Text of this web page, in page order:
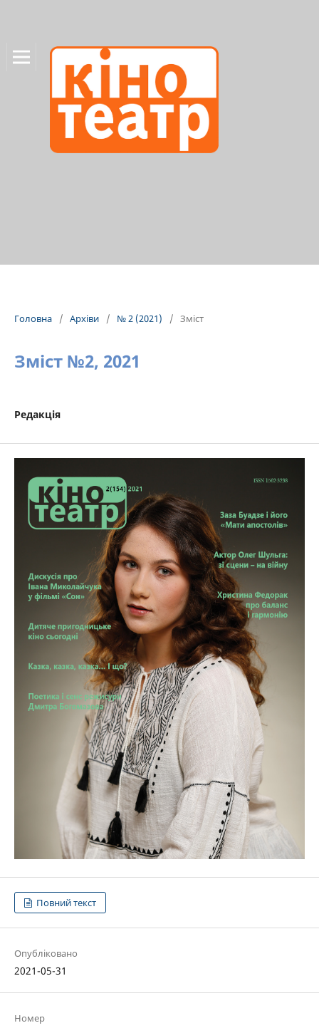
Головна / Архіви / № 2 (2021) / Зміст
Зміст №2, 2021
Редакція
Повний текст
Опубліковано
2021-05-31
Номер